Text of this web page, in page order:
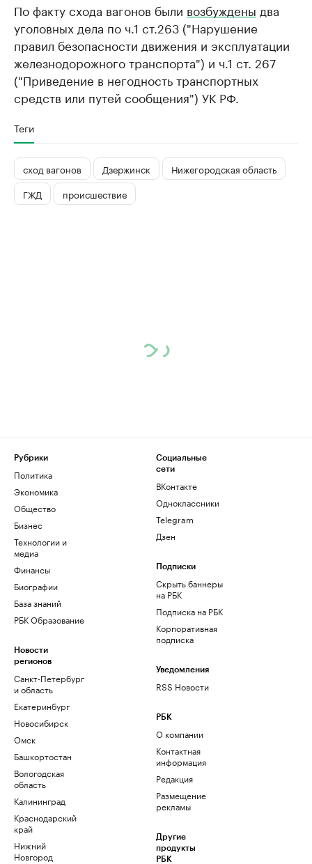
По факту схода вагонов были возбуждены два
уголовных дела по ч.1 ст.263 ("Нарушение
правил безопасности движения и эксплуатации
железнодорожного транспорта") и ч.1 ст. 267
("Приведение в негодность транспортных
средств или путей сообщения") УК РФ.
Теги
сход вагонов Дзержинск
Нижегородская область
ГЖД
происшествие
Рубрики
Политика
Экономика
Общество
Бизнес
Технологии и
медиа
Финансы
Биографии
База знаний
РБК Образование
Новости
регионов
Санкт-Петербург
и область
Екатеринбург
Новосибирск
Омск
Башкортостан
Вологодская
область
Калининград
Краснодарский
край
Нижний
Новгород
Социальные
сети
ВКонтакте
Одноклассники
Telegram
Дзен
Подписки
Скрыть баннеры
на РБК
Подписка на РБК
Корпоративная
подписка
Уведомления
RSS Новости
РБК
О компании
Контактная
информация
Редакция
Размещение
рекламы
Другие
продукты
РБК